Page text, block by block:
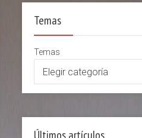
Temas
Temas